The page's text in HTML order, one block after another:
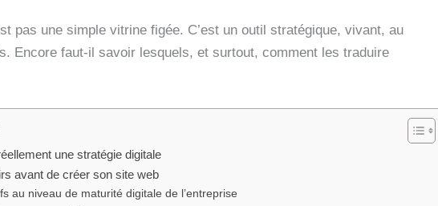
pas une simple vitrine figée. C’est un outil stratégique, vivant, au
Encore faut-il savoir lesquels, et surtout, comment les traduire
une stratégie digitale
avant de créer son site web
au niveau de maturité digitale de l’entreprise